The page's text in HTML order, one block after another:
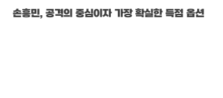
손흥민, 공격의 중심이자 가장 확실한 득점 옵션